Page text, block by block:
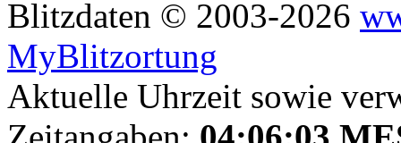
Blitzdaten © 2003-2026
MyBlitzortung
Aktuelle Uhrzeit sowie